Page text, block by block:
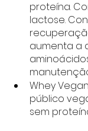
proteína.
lactose.
aumenta a
Whey
público
sem